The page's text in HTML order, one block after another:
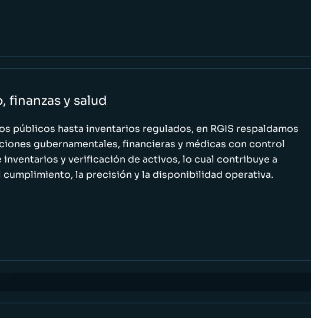
finanzas y salud
públicos hasta inventarios regulados, en RGIS respaldamos
gubernamentales, financieras y médicas con control
inventarios y verificación de activos, lo cual contribuye a
cumplimiento, la precisión y la disponibilidad operativa.